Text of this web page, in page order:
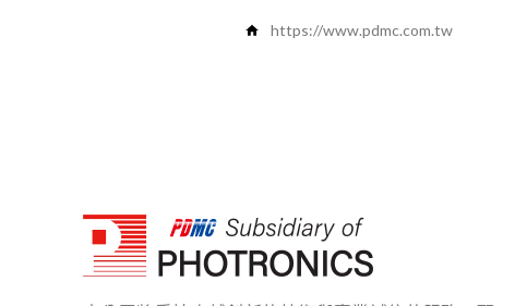
https://www.pdmc.com.tw